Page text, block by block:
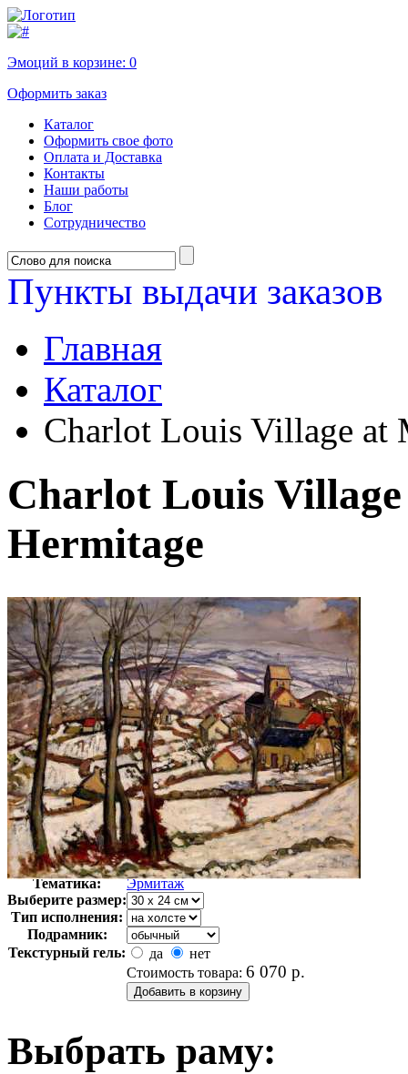
Эмоций в корзине: 0
Оформить заказ
Каталог
Оформить свое фото
Оплата и Доставка
Контакты
Наши работы
Блог
Сотрудничество
Пункты выдачи заказов
Главная
Каталог
Charlot Louis Village at
Charlot Louis
Hermitage
Автор:
Неизвестно
Арт-стиль
Русская живопись XIX века
Тематика:
Эрмитаж
Выберите размер:
Тип исполнения:
Подрамник:
Текстурный гель:
да
нет
Стоимость товара: 6 070 р.
Выбрать раму: